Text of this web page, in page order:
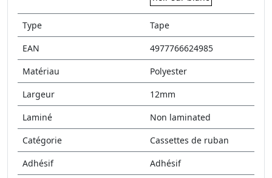
Type
Tape
EAN
4977766624985
Matériau
Polyester
Largeur
12mm
Laminé
Non laminated
Catégorie
Cassettes de ruban
Adhésif
Adhésif